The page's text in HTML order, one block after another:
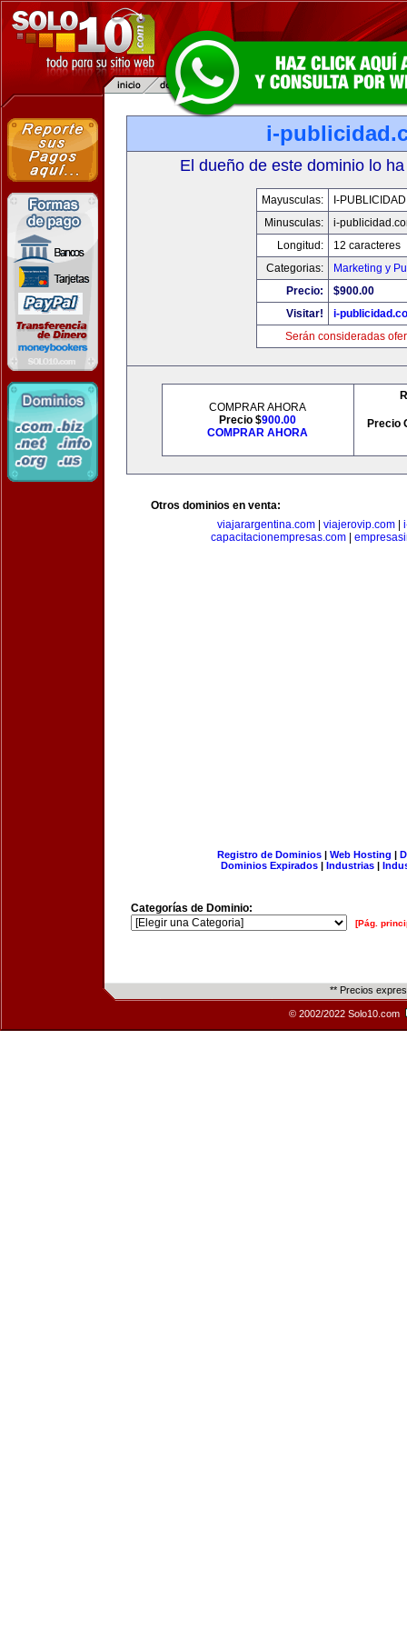
i-
El dueño de este dominio lo
Mayusculas:
I-
Minusculas:
i-
Longitud:
12 caracteres
Categorias:
Marketing y
Precio:
$900.00
Visitar!
i-
Serán consideradas
COMPRAR AHORA
Precio $900.00
COMPRAR AHORA
Precio
Otros dominios en venta:
viajarargentina.com| viajerovip.com|
capacitacionempresas.com
Registro de Dominios| Web Hosting |
Dominios Expirados | Industrias |
Categorías de Dominio:
[Pág.
** Precios
© 2002/2022 Solo10.com